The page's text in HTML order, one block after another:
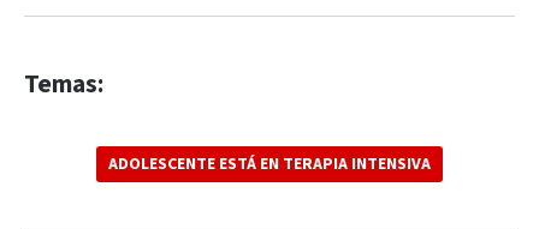
Temas:
ADOLESCENTE ESTÁ EN TERAPIA INTENSIVA